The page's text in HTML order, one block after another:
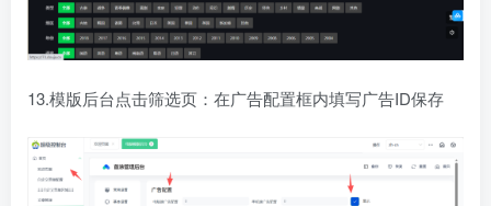
13.模版后台点击筛选页：在广告配置框内填写广告ID保存